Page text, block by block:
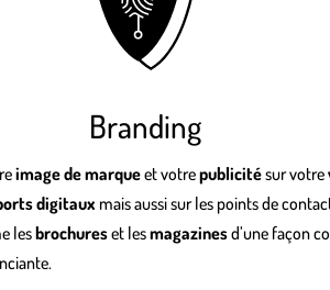
Branding
image de marqueet votrepublicitésur votre
digitaux mais aussi sur les points de
lesbrochureset lesmagazinesd’une façon